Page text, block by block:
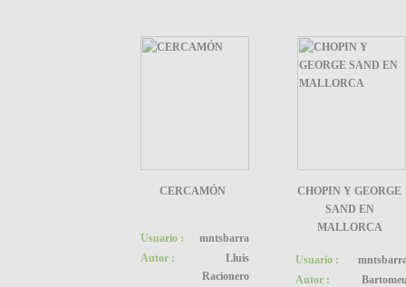
CERCAMÓN
Usuario :
mntsbarra
Autor :
Lluis
Racionero
CHOPIN Y GEORGE
SAND EN
MALLORCA
Usuario :
Autor :